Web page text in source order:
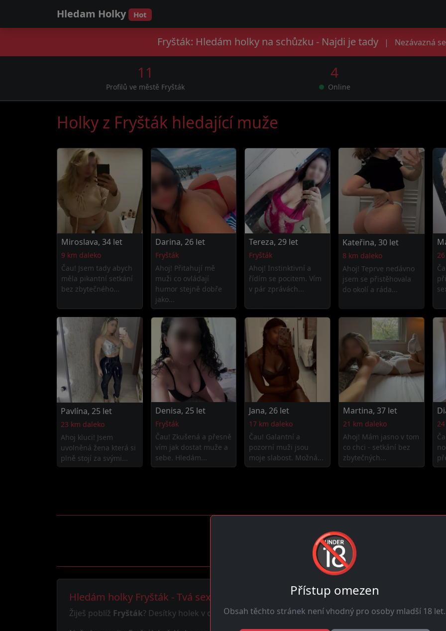
Hledam Holky Hot
Fryšták: Hledám holky na schůzku - Najdi je tady | Nezávazná
11
Profilů ve městě Fryšták
4
Online
Holky z Fryšták hledající muže
Miroslava, 34 let
9 km daleko
Čau! Jsem tady abych
měla pikantní setkání
bez zbytečného...
Darina, 26 let
Fryšták
Ahoj! Přitahují mě
muži co ovládají
humor stejně dobře
jako...
Tereza, 29 let
Fryšták
Ahoj! Instinktivní a
řídím se pocitem. Vím
v pár zprávách...
Kateřina, 30 let
8 km daleko
Ahoj! Teprve nedávno
jsem se přistěhovala
do okolí a ráda...
Pavlína, 25 let
23 km daleko
Ahoj kluci! Jsem
uvolněná žena která si
plně stojí za svými...
Denisa, 25 let
Fryšták
Čau! Zkušená a přesně
vím jak dostat muže a
sebe. Hledám...
Jana, 26 let
17 km daleko
Čau! Galantní a
pozorní muži jsou
moje slabost. Možná...
Martina, 37 let
21 km daleko
Ahoj! Mám jasno v tom
co chci - setkání bez
zbytečných...
VIP přístupzdarma!
Hledám holky Fryšták - Tvá sexy seznamka
Žiješ poblíž Fryšták? Desítky holek v okolí hledají muže právě teď. Napiš jim a domluvte si rande
🔞
Přístup omezen
Obsah těchto stránek není vhodný pro osoby mladší 18 let.